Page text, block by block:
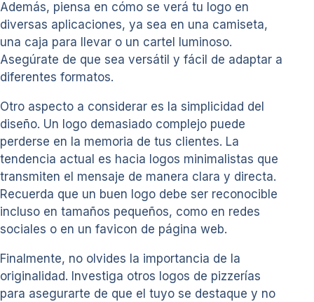
Además, piensa en cómo se verá tu logo en
diversas aplicaciones, ya sea en una camiseta,
una caja para llevar o un cartel luminoso.
Asegúrate de que sea versátil y fácil de adaptar a
diferentes formatos.
Otro aspecto a considerar es la simplicidad del
diseño. Un logo demasiado complejo puede
perderse en la memoria de tus clientes. La
tendencia actual es hacia logos minimalistas que
transmiten el mensaje de manera clara y directa.
Recuerda que un buen logo debe ser reconocible
incluso en tamaños pequeños, como en redes
sociales o en un favicon de página web.
Finalmente, no olvides la importancia de la
originalidad. Investiga otros logos de pizzerías
para asegurarte de que el tuyo se destaque y no